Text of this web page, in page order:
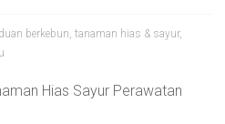
berkebun, tanaman hias & sayur,
Hias Sayur Perawatan